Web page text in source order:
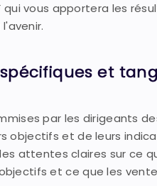
qui vous apportera les
et
par les dirigeants
objectifs et de leurs
attentes claires sur ce
et ce que les